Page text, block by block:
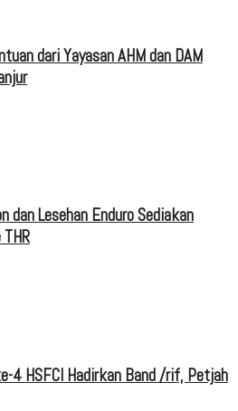
dari Yayasan AHM dan DAM
dan Lesehan Enduro Sediakan
4 HSFCI Hadirkan Band /rif, Petjah